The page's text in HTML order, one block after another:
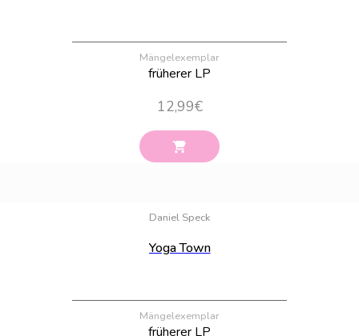
Mängelexemplar
früherer LP
12,99€
Daniel Speck
Yoga Town
Mängelexemplar
früherer LP